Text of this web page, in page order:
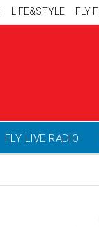
LIFE&STYLE FLY
FLY LIVE RADIO